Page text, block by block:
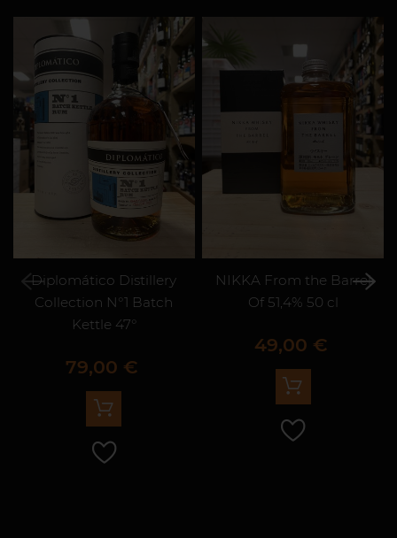
Diplomático Distillery
Collection N°1 Batch
Kettle 47°
Prix
79,00 €
NIKKA From the Barrel
Of 51,4% 50 cl
Prix
49,00 €